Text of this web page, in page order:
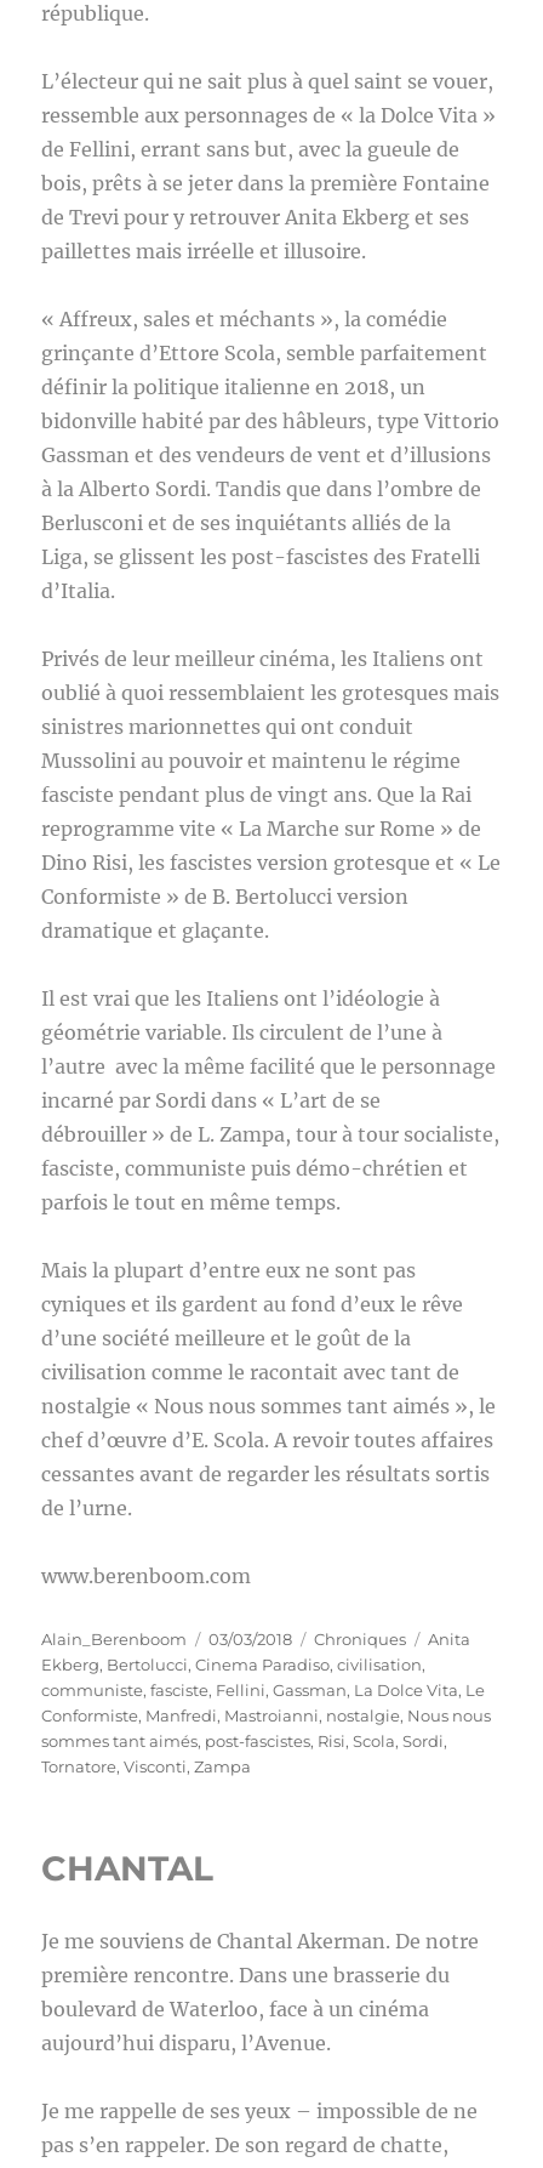
république.
L’électeur qui ne sait plus à quel saint se vouer,
ressemble aux personnages de « la Dolce Vita »
de Fellini, errant sans but, avec la gueule de
bois, prêts à se jeter dans la première Fontaine
de Trevi pour y retrouver Anita Ekberg et ses
paillettes mais irréelle et illusoire.
« Affreux, sales et méchants », la comédie
grinçante d’Ettore Scola, semble parfaitement
définir la politique italienne en 2018, un
bidonville habité par des hâbleurs, type Vittorio
Gassman et des vendeurs de vent et d’illusions
à la Alberto Sordi. Tandis que dans l’ombre de
Berlusconi et de ses inquiétants alliés de la
Liga, se glissent les post-fascistes des Fratelli
d’Italia.
Privés de leur meilleur cinéma, les Italiens ont
oublié à quoi ressemblaient les grotesques mais
sinistres marionnettes qui ont conduit
Mussolini au pouvoir et maintenu le régime
fasciste pendant plus de vingt ans. Que la Rai
reprogramme vite « La Marche sur Rome » de
Dino Risi, les fascistes version grotesque et « Le
Conformiste » de B. Bertolucci version
dramatique et glaçante.
Il est vrai que les Italiens ont l’idéologie à
géométrie variable. Ils circulent de l’une à
l’autre avec la même facilité que le personnage
incarné par Sordi dans « L’art de se
débrouiller » de L. Zampa, tour à tour socialiste,
fasciste, communiste puis démo-chrétien et
parfois le tout en même temps.
Mais la plupart d’entre eux ne sont pas
cyniques et ils gardent au fond d’eux le rêve
d’une société meilleure et le goût de la
civilisation comme le racontait avec tant de
nostalgie « Nous nous sommes tant aimés », le
chef d’œuvre d’E. Scola. A revoir toutes affaires
cessantes avant de regarder les résultats sortis
de l’urne.
www.berenboom.com
Auteur
Alain_Berenboom
Publié
le
03/03/2018 Catégories
Chroniques Étiquettes
Anita
Ekberg, Bertolucci,Cinema Paradiso,civilisation,
communiste,fasciste, Fellini,Gassman, La Dolce Vita, Le
Conformiste, Manfredi, Mastroianni, nostalgie, Nous nous
sommes tant aimés, post-fascistes, Risi,Scola,Sordi,
Tornatore,Visconti,Zampa
CHANTAL
Je me souviens de Chantal Akerman. De notre
première rencontre. Dans une brasserie du
boulevard de Waterloo, face à un cinéma
aujourd’hui disparu, l’Avenue.
Je me rappelle de ses yeux – impossible de ne
pas s’en rappeler. De son regard de chatte,